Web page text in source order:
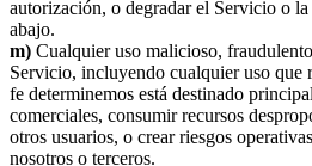
autorización, o degradar el Servicio o
abajo.
m) Cualquier uso malicioso,
Servicio, incluyendo cualquier uso que
fe determinemos está destinado
comerciales, consumir recursos
otros usuarios, o crear riesgos
nosotros o terceros.